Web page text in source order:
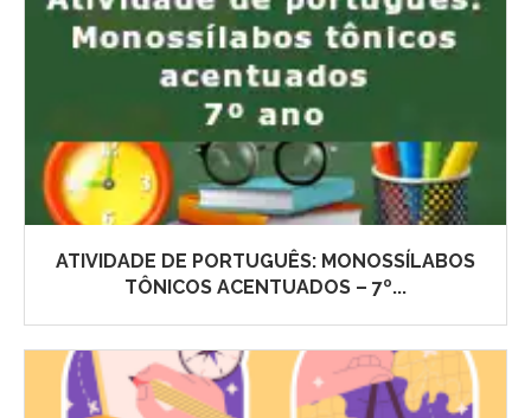
ATIVIDADE DE PORTUGUÊS: MONOSSÍLABOS
TÔNICOS ACENTUADOS – 7º...